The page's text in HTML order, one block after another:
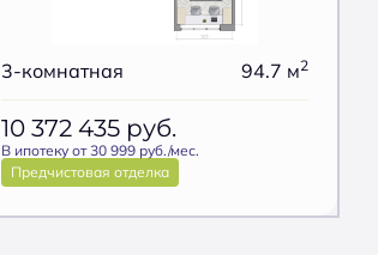
3-комнатная 94.7 м2
10 372 435 руб.
В ипотеку от 30 999 руб./мес.
Предчистовая отделка